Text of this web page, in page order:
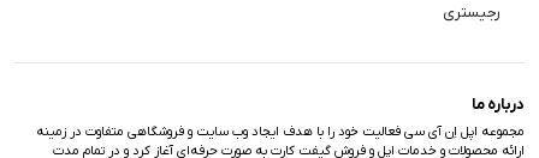
رجیستری
درباره ما
مجموعه اپل اِن آی سی فعالیت خود را با هدف ایجاد وب سایت و فروشگاهی متفاوت در زمینه
ارائه محصولات و خدمات اپل و فروش گیفت کارت به صورت حرفه‌ای آغاز کرد و در تمام مدت